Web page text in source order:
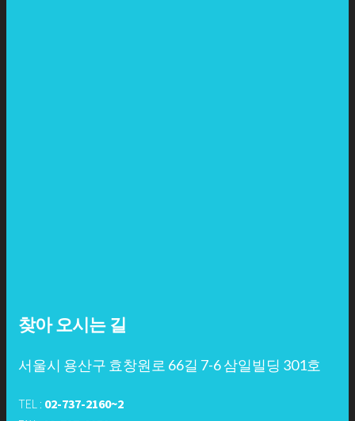
찾아 오시는 길
서울시 용산구 효창원로 66길 7-6 삼일빌딩 301호
TEL : 02-737-2160~2